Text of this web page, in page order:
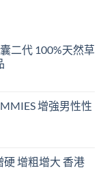
二代 100%天然草
增強男性性
增粗增大 香港